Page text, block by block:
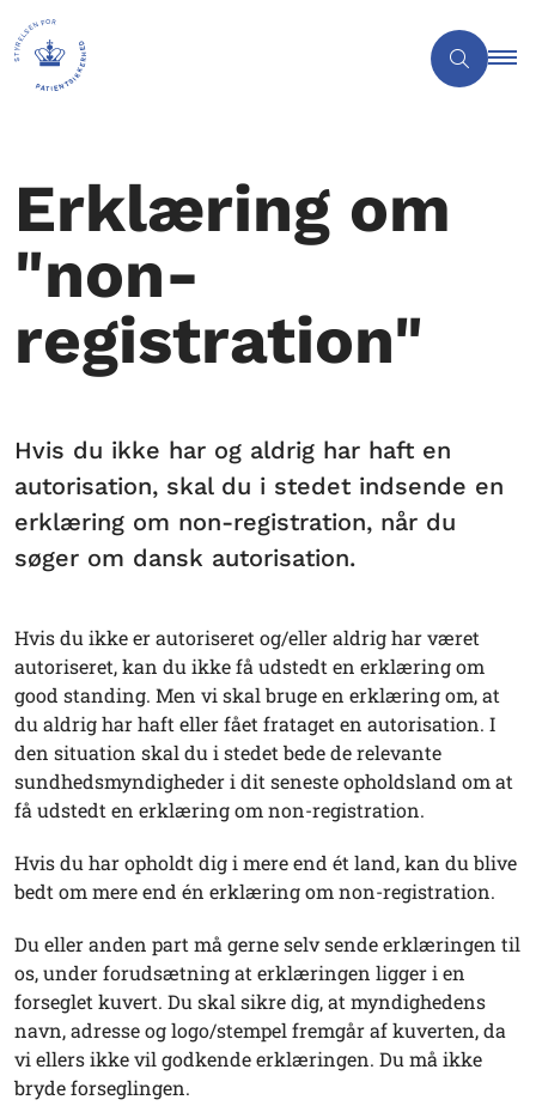
Erklæring om
"non-
registration"
Hvis du ikke har og aldrig har haft en
autorisation, skal du i stedet indsende en
erklæring om non-registration, når du
søger om dansk autorisation.
Hvis du ikke er autoriseret og/eller aldrig har været
autoriseret, kan du ikke få udstedt en erklæring om
good standing. Men vi skal bruge en erklæring om, at
du aldrig har haft eller fået frataget en autorisation. I
den situation skal du i stedet bede de relevante
sundhedsmyndigheder i dit seneste opholdsland om at
få udstedt en erklæring om non-registration.
Hvis du har opholdt dig i mere end ét land, kan du blive
bedt om mere end én erklæring om non-registration.
Du eller anden part må gerne selv sende erklæringen til
os, under forudsætning at erklæringen ligger i en
forseglet kuvert. Du skal sikre dig, at myndighedens
navn, adresse og logo/stempel fremgår af kuverten, da
vi ellers ikke vil godkende erklæringen. Du må ikke
bryde forseglingen.